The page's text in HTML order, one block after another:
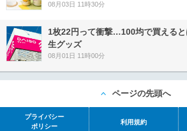
08月03日 11時30分
1枚22円って衝撃…100均で買える
生グッズ
08月01日 11時00分
ページの先頭へ
プライバシー
ポリシー
利用規約